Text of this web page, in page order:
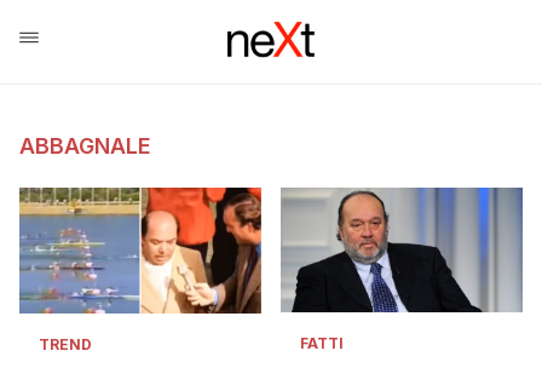
ABBAGNALE
TREND FATTI